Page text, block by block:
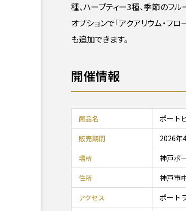
種、ハーブティー3種、季節のフル
オプションで「アクアリウム・フ
も追加できます。
開催情報
商品名 ポート
販売期間 2026年
場所 神戸ポ
住所 神戸市
アクセス ポート